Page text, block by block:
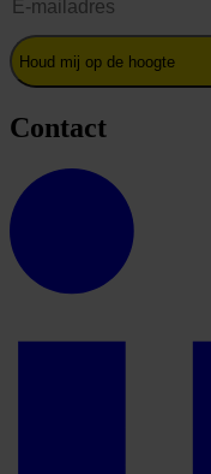
Houd mij op de hoogte
Contact